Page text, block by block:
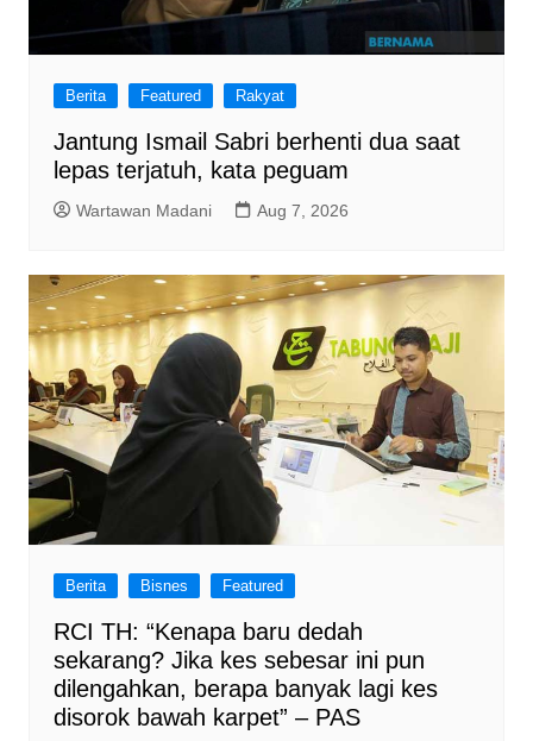
Berita Featured Rakyat
Jantung Ismail Sabri berhenti dua saat
lepas terjatuh, kata peguam
Wartawan Madani Aug 7, 2026
Berita Bisnes Featured
RCI TH: “Kenapa baru dedah
sekarang? Jika kes sebesar ini pun
dilengahkan, berapa banyak lagi kes
disorok bawah karpet” – PAS